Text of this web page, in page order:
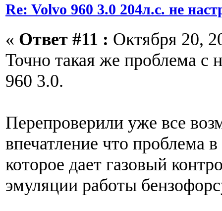
Re: Volvo 960 3.0 204л.с. не
« Ответ #11 : Октября 20,
Точно такая же проблема с
960 3.0.
Перепроверили уже все
впечатление что проблема
которое дает газовый
эмуляции работы